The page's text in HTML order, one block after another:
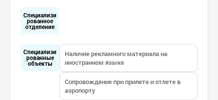
ить безопасность пациентов и быстрое восста
новление, став глобальным комплексным бре
ндом красоты.
Специализи
рованное
отделение
Специализи
рованные
объекты
Наличие рекламного материала на
иностранном языке
Сопровождение при прилете и отлете в
аэропорту